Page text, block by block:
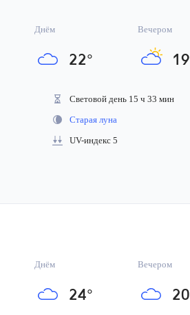
Днём
22°
Вечером
19
Световой день 15 ч 33 мин
Старая луна
UV-индекс 5
Днём
24°
Вечером
20